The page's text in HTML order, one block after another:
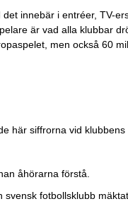
innebär i entréer, TV-
är vad alla klubbar
men också 60
här siffrorna vid
åhörarna förstå.
fotbollsklubb